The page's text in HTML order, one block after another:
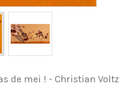
de mei ! - Christian Voltz